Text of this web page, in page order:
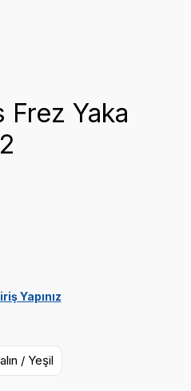
Frez Yaka
Yapınız
/ Yeşil